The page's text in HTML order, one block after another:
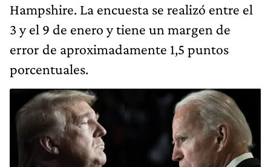
Hampshire. La encuesta se realizó entre el
3 y el 9 de enero y tiene un margen de
error de aproximadamente 1,5 puntos
porcentuales.